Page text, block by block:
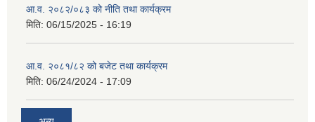
आ.व. २०८२/०८३ को नीति तथा कार्यक्रम
मिति: 06/15/2025 - 16:19
आ.व. २०८१/८२ को बजेट तथा कार्यक्रम
मिति: 06/24/2024 - 17:09